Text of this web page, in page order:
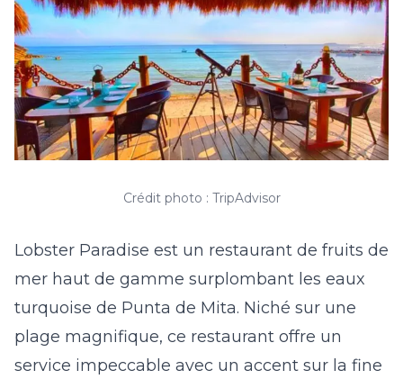
Crédit photo : TripAdvisor
Lobster Paradise est un restaurant de fruits de
mer haut de gamme surplombant les eaux
turquoise de Punta de Mita. Niché sur une
plage magnifique, ce restaurant offre un
service impeccable avec un accent sur la fine